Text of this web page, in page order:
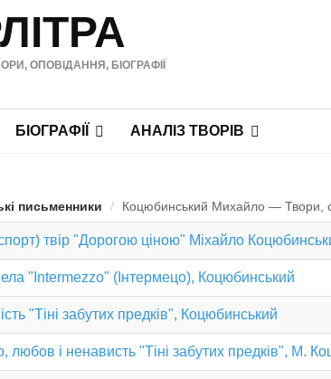
ОПОВІДАННЯ, БІОГРАФІЇ
БІОГРАФІЇ АНАЛІЗ ТВОРІВ
письменники / Коцюбинський Михайло — Твори,
твір "Дорогою ціною" Міхайло
"Intermezzo" (Інтермецо), Коцюбинський
"Тіні забутих предків", Коцюбинський
любов і ненависть "Тіні забутих предків", М.